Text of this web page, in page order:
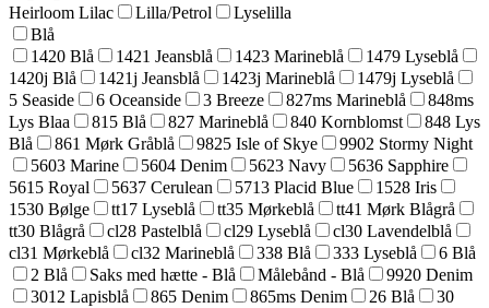
Heirloom Lilac
Lilla/Petrol
Lyselilla
Blå
1420 Blå
1421 Jeansblå 1423 Marineblå
1479 Lyseblå
1420j Blå
1421j Jeansblå 1423j Marineblå
1479j Lyseblå
5 Seaside
6 Oceanside 3 Breeze 827ms Marineblå
848ms
Lys Blaa
815 Blå 827 Marineblå 840 Kornblomst
848 Lys
Blå
861 Mørk Gråblå 9825 Isle of Skye
9902 Stormy Night
5603 Marine
5604 Denim 5623 Navy
5636 Sapphire
5615 Royal
5637 Cerulean 5713 Placid Blue
1528 Iris
1530 Bølge
tt17 Lyseblå tt35 Mørkeblå
tt41 Mørk Blågrå
tt30 Blågrå
cl28 Pastelblå cl29 Lyseblå
cl30 Lavendelblå
cl31 Mørkeblå
cl32 Marineblå 338 Blå 333 Lyseblå
6 Blå
2 Blå
Saks med hætte - Blå Målebånd - Blå
9920 Denim
3012 Lapisblå
865 Denim 865ms Denim 26 Blå
30